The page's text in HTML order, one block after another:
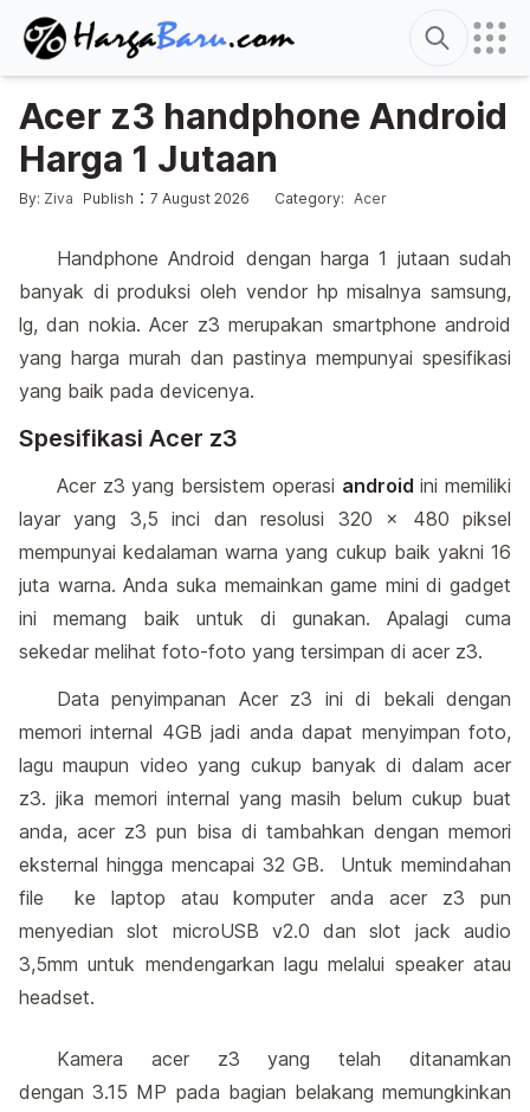
Search
Acer z3 handphone Android
Harga 1 Jutaan
Posted by
By: Ziva Publish : 7 August 2026 :
Posted in
Category: Acer
Handphone Android dengan harga 1 jutaan sudah
banyak di produksi oleh vendor hp misalnya samsung,
lg, dan nokia. Acer z3 merupakan smartphone android
yang harga murah dan pastinya mempunyai spesifikasi
yang baik pada devicenya.
Spesifikasi Acer z3
Acer z3 yang bersistem operasi android ini memiliki
layar yang 3,5 inci dan resolusi 320 x 480 piksel
mempunyai kedalaman warna yang cukup baik yakni 16
juta warna. Anda suka memainkan game mini di gadget
ini memang baik untuk di gunakan. Apalagi cuma
sekedar melihat foto-foto yang tersimpan di acer z3.
Data penyimpanan Acer z3 ini di bekali dengan
memori internal 4GB jadi anda dapat menyimpan foto,
lagu maupun video yang cukup banyak di dalam acer
z3. jika memori internal yang masih belum cukup buat
anda, acer z3 pun bisa di tambahkan dengan memori
eksternal hingga mencapai 32 GB. Untuk memindahan
file ke laptop atau komputer anda acer z3 pun
menyedian slot microUSB v2.0 dan slot jack audio
3,5mm untuk mendengarkan lagu melalui speaker atau
headset.
Kamera acer z3 yang telah ditanamkan
dengan 3.15 MP pada bagian belakang memungkinkan